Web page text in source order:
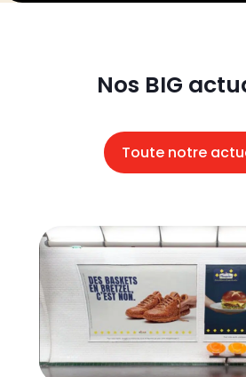
Nos BIG
Toute notre